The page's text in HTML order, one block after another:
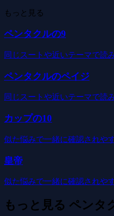
もっと見る
ペンタクルの9
同じスートや近いテーマで読
ペンタクルのペイジ
同じスートや近いテーマで読
カップの10
似た悩みで一緒に確認されや
皇帝
似た悩みで一緒に確認されや
もっと見る ペンタ